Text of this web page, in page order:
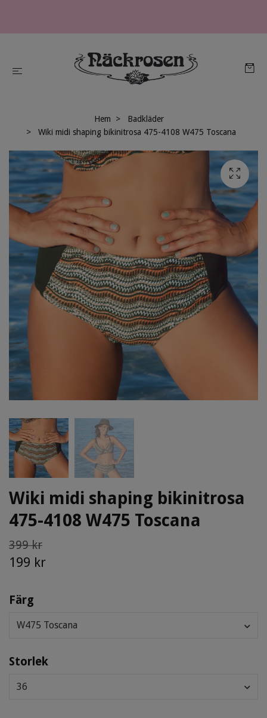
Hem
Badkläder
Wiki midi shaping bikinitrosa 475-4108 W475 Toscana
Wiki midi shaping bikinitrosa
475-4108 W475 Toscana
399 kr
199 kr
Färg
W475 Toscana
Storlek
36